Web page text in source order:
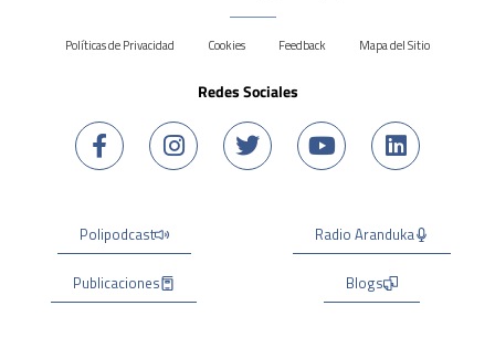
Políticas de Privacidad Cookies Feedback Mapa del Sitio
Redes Sociales
Polipodcast
Publicaciones
Radio Aranduka
Blogs